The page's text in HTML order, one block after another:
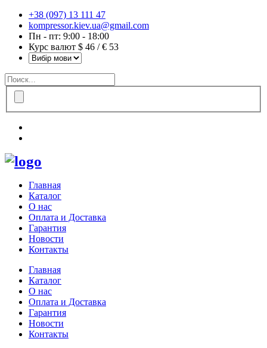
+38 (097) 13 111 47
kompressor.kiev.ua@gmail.com
Пн - пт: 9:00 - 18:00
Курс валют $ 46 / € 53
Главная
Каталог
О нас
Оплата и Доставка
Гарантия
Новости
Контакты
Главная
Каталог
О нас
Оплата и Доставка
Гарантия
Новости
Контакты